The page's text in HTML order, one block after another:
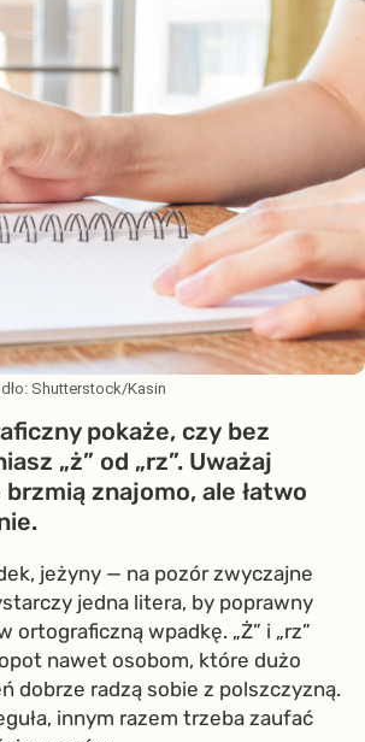
Shutterstock/Kasin
pokaże, czy bez
„ż” od „rz”. Uważaj
brzmią znajomo, ale łatwo
jeżyny — na pozór zwyczajne
jedna litera, by poprawny
ortograficzną wpadkę. „Ż” i „rz”
nawet osobom, które dużo
dobrze radzą sobie z polszczyzną.
innym razem trzeba zaufać